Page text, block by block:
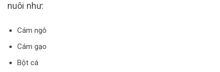
nuôi như:
Cám ngô
Cám gạo
Bột cá